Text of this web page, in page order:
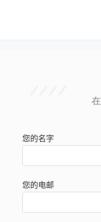
您的名字
您的电邮